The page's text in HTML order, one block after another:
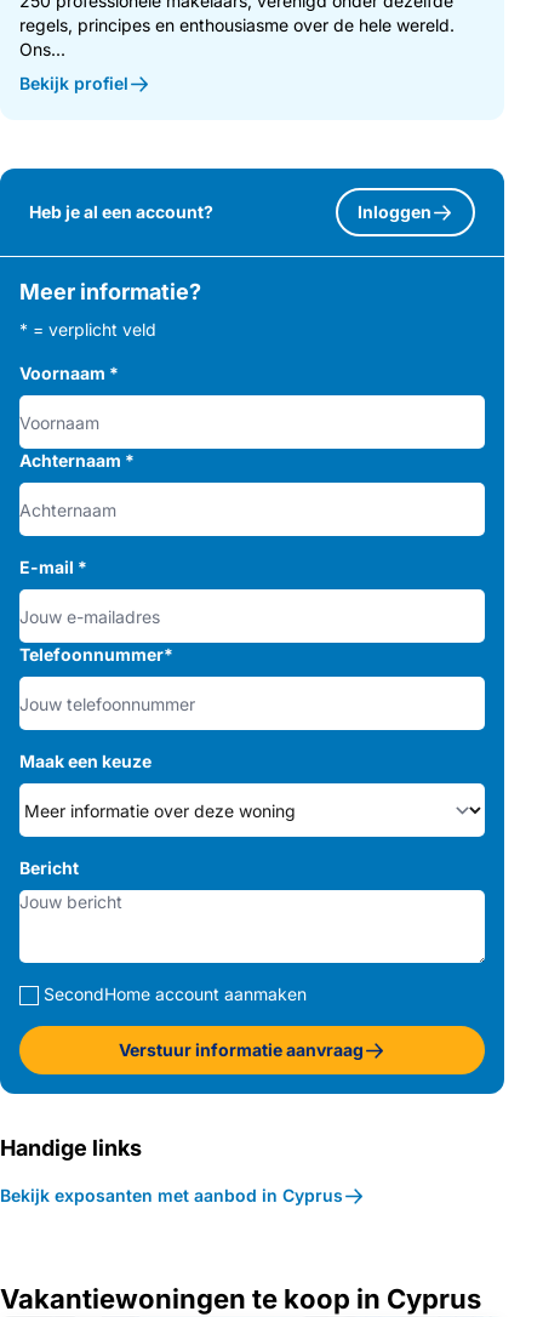
regels, principes en enthousiasme over de hele wereld.
Ons...
Bekijk profiel
Heb je al een account? Inloggen
Meer informatie?
* = verplicht veld
Voornaam *
Achternaam *
E-mail *
Telefoonnummer*
Maak een keuze
Bericht
SecondHome account aanmaken
Verstuur informatie aanvraag
Handige links
Bekijk exposanten met aanbod in Cyprus
Vakantiewoningen te koop in Cyprus